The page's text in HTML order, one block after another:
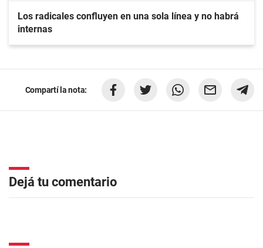
Los radicales confluyen en una sola línea y no habrá
internas
Compartí la nota:
Dejá tu comentario